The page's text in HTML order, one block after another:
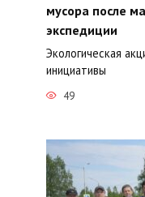
мусора после
экспедиции
Экологическая
инициативы
49